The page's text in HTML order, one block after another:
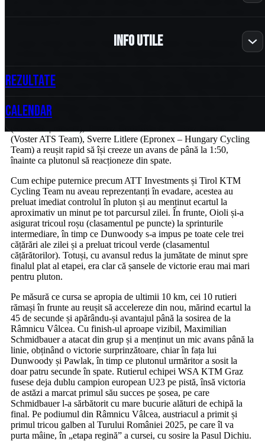
Hotararile consiliului de administratie
Calendar MTB
Rezultate Sosea
Regulament Pista
Noutati Pista
Rezultate Pista
Informatii Ciclocros
Calendar Ciclocros
Regulament Ciclocros
Noutati Ciclocros
Rezultate Ciclocros
Gravel
Informatii Gravel
Calendar Gravel
Regulament Gravel
Noutati Gravel
Rezultate Gravel
Agrement
Procedura licentiere
Draft Contract Sportiv
Info utile
Cluburi Afiliate
Comisia Medicala
Formular inscriere competitii
Proceduri
Webinarii
Norme autorizatii de performanta
Rezultate
Calendar
Grupul format din Seth Dunwoody & Ahmed Naser (Bahrain
Konychev (Team Vorarlberg), Cătălin-Luca Câmpean & Zétény
Szijártó (Team United Shipping), Cătălin Buta (MENtoRISE
Mora (Illes Balears Arabay), Felix Rützler (Tirol KTM Cycling
Team), Valery Shtin (Area Zero Caffè Mokambo), Jon Knolle
(Voster ATS Team), Sverre Litlere (Epronex – Hungary Cycling
Team) a reușit rapid să își creeze un avans de până la 1:50,
înainte ca plutonul să reacționeze din spate.
Cum echipe puternice precum ATT Investments și Tirol KTM
Cycling Team nu aveau reprezentanți în evadare, acestea au
preluat imediat controlul în pluton și au menținut ecartul la
aproximativ un minut pe tot parcursul zilei. În frunte, Oioli și-a
asigurat tricoul roșu (clasamentul pe puncte) la sprinturile
intermediare, în timp ce Dunwoody s-a impus pe toate cele trei
cățărări ale zilei și a preluat tricoul verde (clasamentul
cățărătorilor). Totuși, cu avansul redus la jumătate de minut spre
finalul plat al etapei, era clar că șansele de victorie erau mai mari
pentru pluton.
Pe măsură ce cursa se apropia de ultimii 10 km, cei 10 rutieri
rămași în frunte au reușit să accelereze din nou, mărind ecartul la
45 de secunde și apărându-și avantajul până la sosirea de la
Râmnicu Vâlcea. Cu finish-ul aproape vizibil, Maximilian
Schmidbauer a atacat din grup și a menținut un mic avans până la
linie, obținând o victorie surprinzătoare, chiar în fața lui
Dunwoody și Pawlak, în timp ce plutonul urmăritor a sosit la
doar patru secunde în spate. Rutierul echipei WSA KTM Graz
fusese deja dublu campion european U23 pe pistă, însă victoria
de astăzi a marcat primul său succes pe șosea, pe care
Schmidbauer l-a sărbătorit cu mare bucurie alături de echipă la
final. Pe podiumul din Râmnicu Vâlcea, austriacul a primit și
primul tricou galben al Turului României 2025, pe care îl va
purta mâine, în „etapa regină” a cursei, cu sosire la Pasul Dichiu.